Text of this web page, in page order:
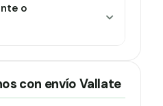
o
con envío Vallate